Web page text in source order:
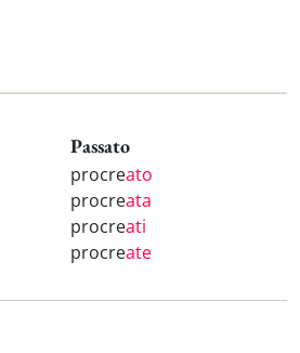
Passato
procreato
procreata
procreati
procreate